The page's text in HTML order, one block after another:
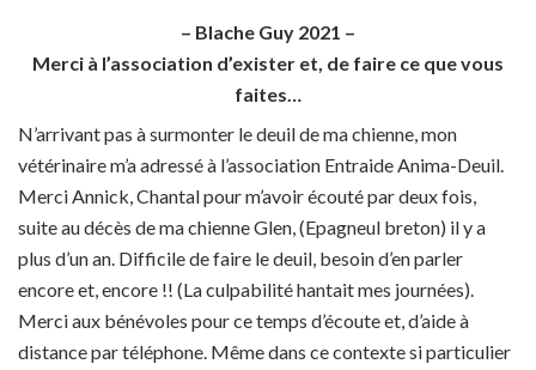
– Blache Guy 2021 –
Merci à l’association d’exister et, de faire ce que vous
faites…
N’arrivant pas à surmonter le deuil de ma chienne, mon
vétérinaire m’a adressé à l’association Entraide Anima-Deuil.
Merci Annick, Chantal pour m’avoir écouté par deux fois,
suite au décès de ma chienne Glen, (Epagneul breton) il y a
plus d’un an. Difficile de faire le deuil, besoin d’en parler
encore et, encore !! (La culpabilité hantait mes journées).
Merci aux bénévoles pour ce temps d’écoute et, d’aide à
distance par téléphone. Même dans ce contexte si particulier